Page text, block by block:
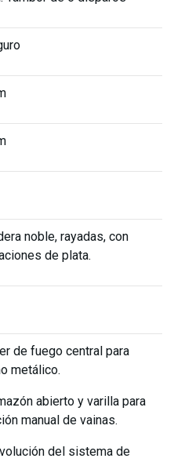
noble, rayadas, con
de plata.
de fuego central para
metálico.
abierto y varilla para
manual de vainas.
del sistema de